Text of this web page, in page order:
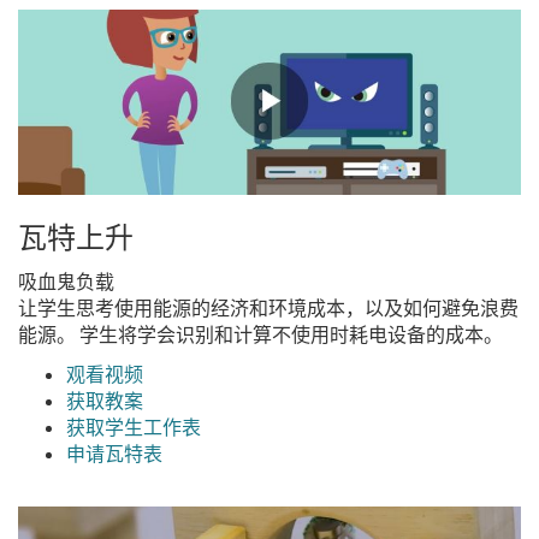
瓦特上升
吸血鬼负载
让学生思考使用能源的经济和环境成本，以及如何避免浪费
能源。 学生将学会识别和计算不使用时耗电设备的成本。
观看视频
获取教案
获取学生工作表
申请瓦特表